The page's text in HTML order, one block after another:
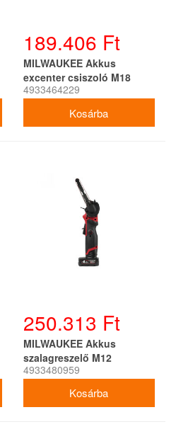
189.406 Ft
MILWAUKEE Akkus
excenter csiszoló M18
BOS125-502B (2 x 5,0 Ah
4933464229
250.313 Ft
MILWAUKEE Akkus
szalagreszelő M12
FBFL10-402B (2 x 4,0 Ah
4933480959